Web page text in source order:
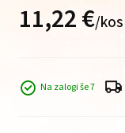
11,22€/kos
Na zalogi še 7